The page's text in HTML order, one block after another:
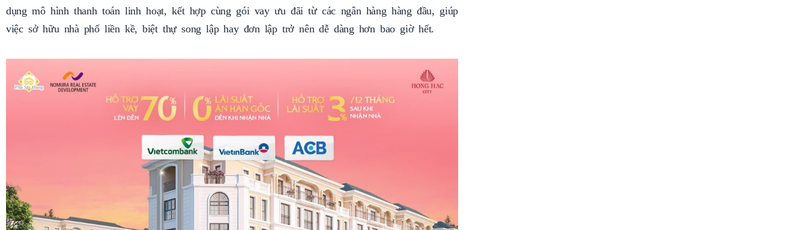
dụng mô hình thanh toán linh hoạt, kết hợp cùng gói vay ưu đãi từ các ngân hàng hàng đầu, giúp
việc sở hữu nhà phố liền kề, biệt thự song lập hay đơn lập trở nên dễ dàng hơn bao giờ hết.